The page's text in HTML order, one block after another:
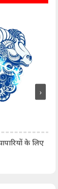
के लिए
›